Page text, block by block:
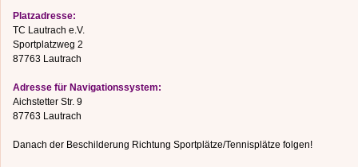
Platzadresse:
TC Lautrach e.V.
Sportplatzweg 2
87763 Lautrach
Adresse für Navigationssystem:
Aichstetter Str. 9
87763 Lautrach
Danach der Beschilderung Richtung Sportplätze/Tennisplätze folgen!